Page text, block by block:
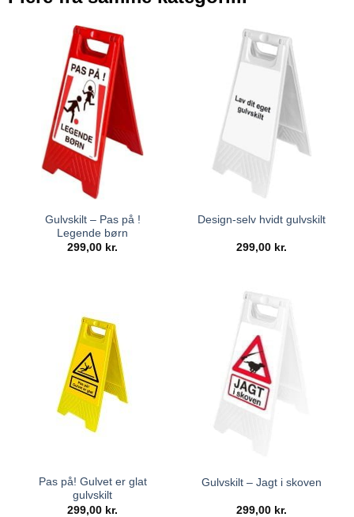
Gulvskilt – Pas på !
Legende børn
299,00 kr.
Design-selv hvidt gulvskilt
299,00 kr.
Pas på! Gulvet er glat
gulvskilt
299,00 kr.
Gulvskilt – Jagt i skoven
299,00 kr.